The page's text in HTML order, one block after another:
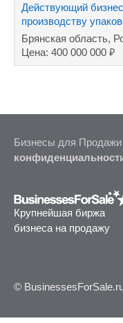
Действующий
производству
полимеров
Брянская область,
Цена: 400 000 000 ₽
Бизнесы для Продажи
Крупнейшая биржа
бизнеса на продажу
©